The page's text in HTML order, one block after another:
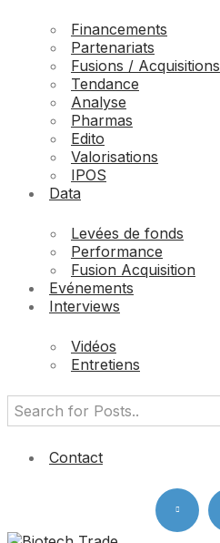
Financements
Partenariats
Fusions / Acquisitions
Tendance
Analyse
Pharmas
Edito
Valorisations
IPOS
Data
Levées de fonds
Performance
Fusion Acquisition
Evénements
Interviews
Vidéos
Entretiens
Contact